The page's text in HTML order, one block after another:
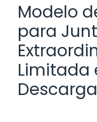
Modelo
para
Limitada